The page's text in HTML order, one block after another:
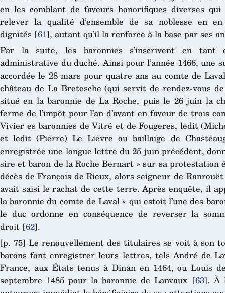
en les comblant de faveurs honorifiques diverses
relever la qualité d’ensemble de sa noblesse en
dignités [61], autant qu’il la renforce à la base par ses
Par la suite, les baronnies s’inscrivent en tant
administrative du duché. Ainsi pour l’année 1466, une
accordée le 28 mars pour quatre ans au comte de
château de La Bretesche (qui servit de rendez-vous
situé en la baronnie de La Roche, puis le 26 juin la
ferme de l’impôt pour l’an d’avant en faveur de trois
Vivier es baronnies de Vitré et de Fougeres, ledit
et ledit (Pierre) Le Lievre ou baillaige de
enregistrée une longue lettre du 25 juin précédent,
sire et baron de la Roche Bernart » sur sa protestation
décès de François de Rieux, alors seigneur de
avait saisi le rachat de cette terre. Après enquête, il
la baronnie du comte de Laval « qui estoit l’une des
le duc ordonne en conséquence de reverser la
droit [62].
[p. 75] Le renouvellement des titulaires se voit à son
barons font enregistrer leurs lettres, tels André de
France, aux États tenus à Dinan en 1464, ou Louis
septembre 1485 pour la baronnie de Lanvaux [63]. À